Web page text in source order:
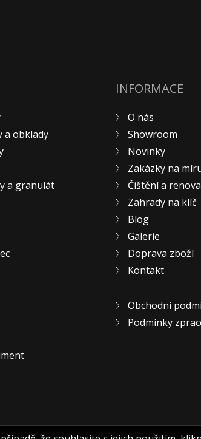
a obklady
a granulát
INFORMACE
O nás
Showroom
Novinky
Zakázky na
Čištění a
Zahrady na klíč
Blog
Galerie
Doprava zboží
Kontakt
Obchodní
Podmínky